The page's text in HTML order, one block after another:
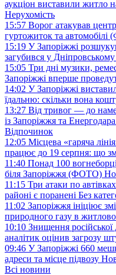
аукціон виставили
Нерухомість
15:57 Ворог атакував
гуртожиток та
15:19 У Запоріжжі
загубився у
15:05 Три дні музики,
Запоріжжі вперше
14:02 У Запоріжжі
їдальню: скільки вона
13:27 Від тривог — до
із Запоріжжя та
Відпочинок
12:05 Місцева «гаряча
працює до 19 серпня: що
11:40 Понад 100
біля Запоріжжя (ФОТО)
11:15 Три атаки по
районі є поранені Без
11:02 Запоріжжя ініціює
природного газу в
10:10 Знищення
аналітик оцінив загрозу
09:46 У Запоріжжі 660
адреси та місце підвозу
Всі новини